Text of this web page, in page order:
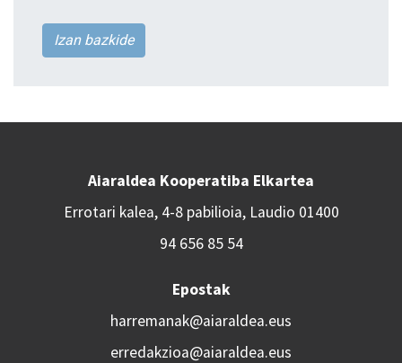
Izan bazkide
Aiaraldea Kooperatiba Elkartea
Errotari kalea, 4-8 pabilioia, Laudio 01400
94 656 85 54
Epostak
harremanak@aiaraldea.eus
erredakzioa@aiaraldea.eus